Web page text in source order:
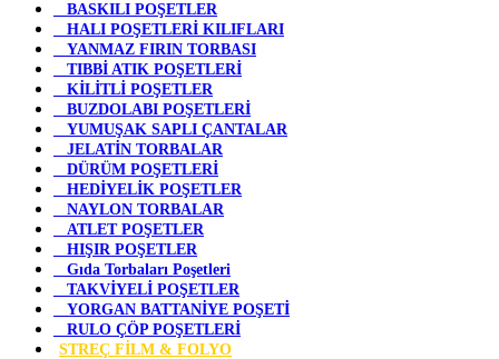
BASKILI POŞETLER
HALI POŞETLERİ KILIFLARI
YANMAZ FIRIN TORBASI
TIBBİ ATIK POŞETLERİ
KİLİTLİ POŞETLER
BUZDOLABI POŞETLERİ
YUMUŞAK SAPLI ÇANTALAR
JELATİN TORBALAR
DÜRÜM POŞETLERİ
HEDİYELİK POŞETLER
NAYLON TORBALAR
ATLET POŞETLER
HIŞIR POŞETLER
Gıda Torbaları Poşetleri
TAKVİYELİ POŞETLER
YORGAN BATTANİYE POŞETİ
RULO ÇÖP POŞETLERİ
STREÇ FİLM & FOLYO